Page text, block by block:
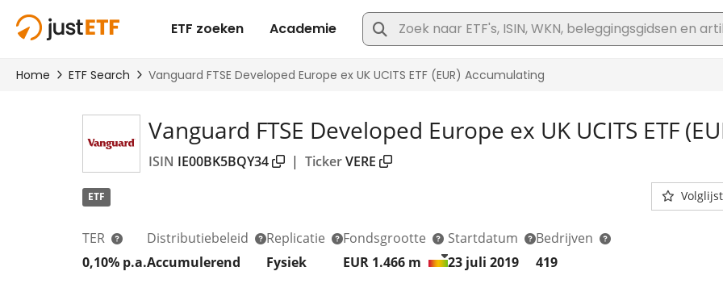
Vanguard FTSE Developed Europe ex UK UCITS ETF
ISIN IE00BK5BQY34 | TickerVERE
ETF Volglijst
TER
0,10% p.a.
Distributiebeleid
Accumulerend
Replicatie
Fysiek
Fondsgrootte
EUR 1.466 m
Startdatum
23 juli 2019
Bedrijven
419